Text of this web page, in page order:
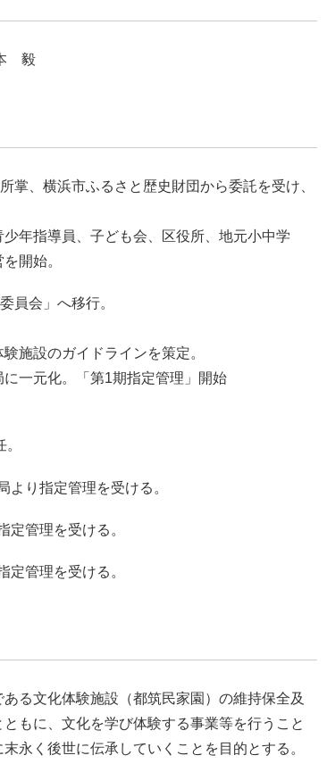
毅
掌、横浜市ふるさと歴史財団から委託を受け、
年指導員、子ども会、区役所、地元小中学
開始。
員会」へ移行。
施設のガイドラインを策定。
一元化。「第1期指定管理」開始
り指定管理を受ける。
定管理を受ける。
定管理を受ける。
る文化体験施設（都筑民家園）の維持保全及
もに、文化を学び体験する事業等を行うこと
永く後世に伝承していくことを目的とする。